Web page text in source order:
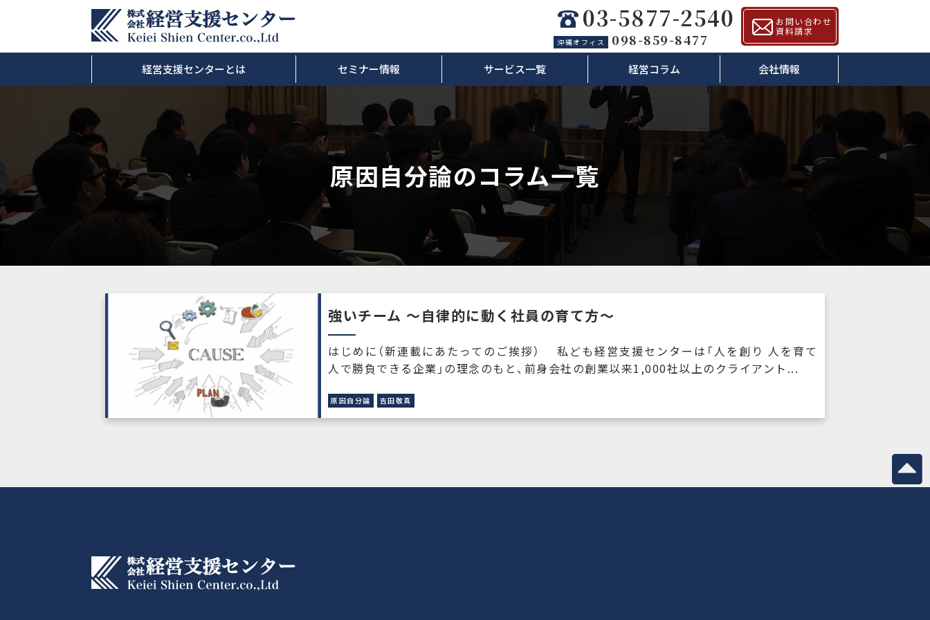
03-5877-2540
沖縄オフィス 098-859-8477
お問い合わせ
資料請求
経営支援センターとは セミナー情報 サービス一覧 経営コラム 会社情報
原因自分論のコラム一覧
強いチーム ～自律的に動く社員の育て方～
はじめに（新連載にあたってのご挨拶） 私ども経営支援センターは「人を創り 人を育て
人で勝負できる企業」の理念のもと、前身会社の創業以来1,000社以上のクライアント...
原因自分論 吉田敬真